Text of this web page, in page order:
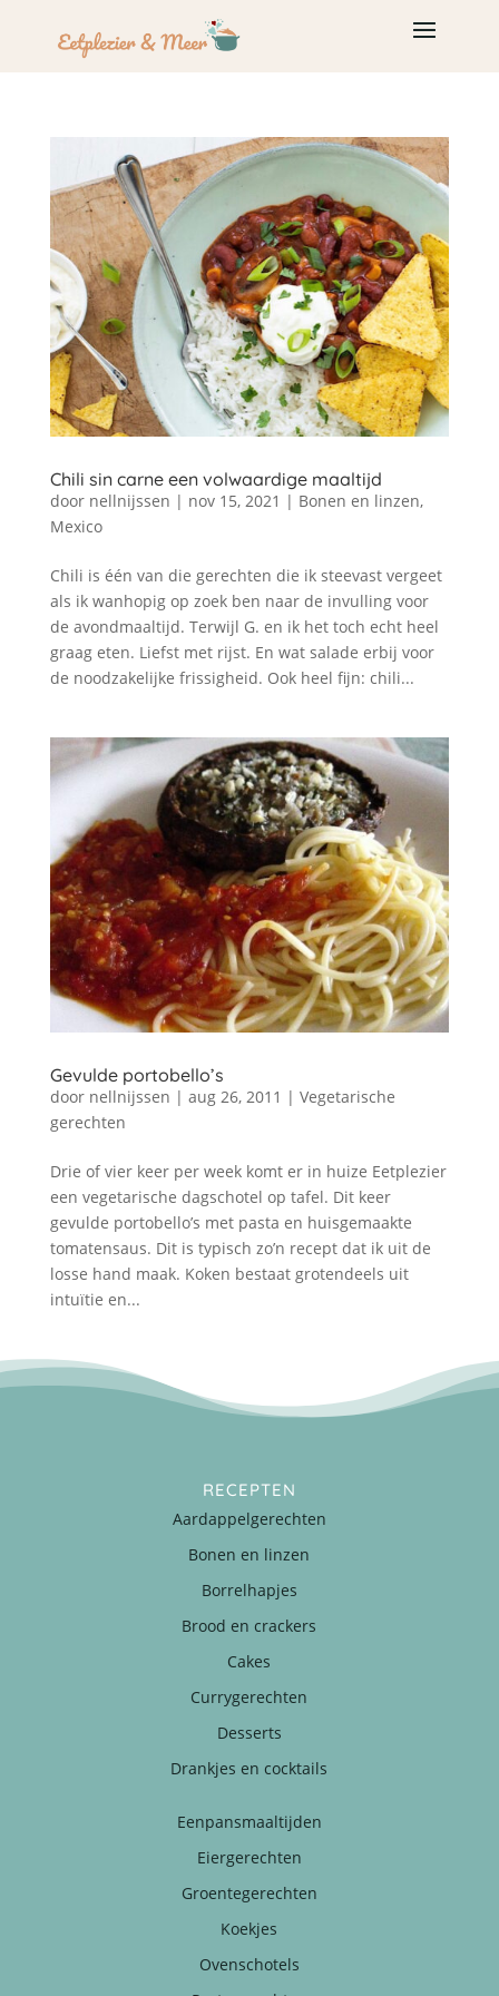
Chili sin carne een volwaardige maaltijd
door nellnijssen | nov 15, 2021 | Bonen en linzen,
Mexico
Chili is één van die gerechten die ik steevast vergeet
als ik wanhopig op zoek ben naar de invulling voor
de avondmaaltijd. Terwijl G. en ik het toch echt heel
graag eten. Liefst met rijst. En wat salade erbij voor
de noodzakelijke frissigheid. Ook heel fijn: chili...
Gevulde portobello’s
door nellnijssen | aug 26, 2011 | Vegetarische
gerechten
Drie of vier keer per week komt er in huize Eetplezier
een vegetarische dagschotel op tafel. Dit keer
gevulde portobello’s met pasta en huisgemaakte
tomatensaus. Dit is typisch zo’n recept dat ik uit de
losse hand maak. Koken bestaat grotendeels uit
intuïtie en...
RECEPTEN
Aardappelgerechten
Bonen en linzen
Borrelhapjes
Brood en crackers
Cakes
Currygerechten
Desserts
Drankjes en cocktails
Eenpansmaaltijden
Eiergerechten
Groentegerechten
Koekjes
Ovenschotels